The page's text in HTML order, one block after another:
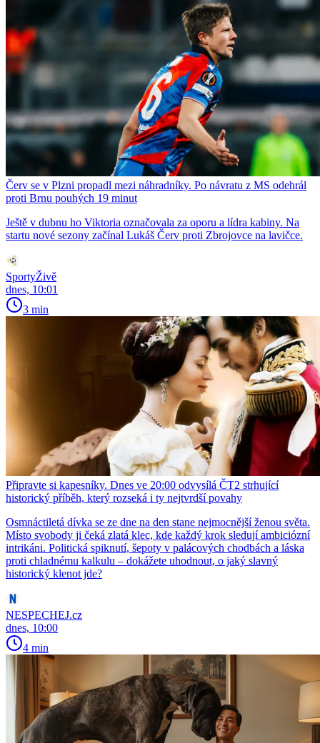
Červ se v Plzni propadl mezi náhradníky. Po návratu z MS odehrál
proti Brnu pouhých 19 minut
Ještě v dubnu ho Viktoria označovala za oporu a lídra kabiny. Na
startu nové sezony začínal Lukáš Červ proti Zbrojovce na lavičce.
SportyŽivě
dnes, 10:01
3 min
Připravte si kapesníky. Dnes ve 20:00 odvysílá ČT2 strhující
historický příběh, který rozseká i ty nejtvrdší povahy
Osmnáctiletá dívka se ze dne na den stane nejmocnější ženou světa.
Místo svobody ji čeká zlatá klec, kde každý krok sledují ambiciózní
intrikáni. Politická spiknutí, šepoty v palácových chodbách a láska
proti chladnému kalkulu – dokážete uhodnout, o jaký slavný
historický klenot jde?
NESPECHEJ.cz
dnes, 10:00
4 min